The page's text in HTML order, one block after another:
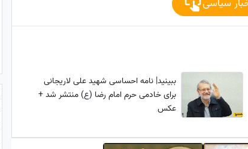
ببینید| نامه احساسی شهید علی لاریجانی
برای خادمی حرم امام رضا (ع) منتشر شد +
عکس